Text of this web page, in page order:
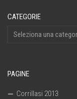
CATEGORIE
PAGINE
Corrillasi 2013